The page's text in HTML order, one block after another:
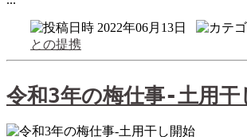
2022年06月13日
との提携
令和3年の梅仕事-土用干